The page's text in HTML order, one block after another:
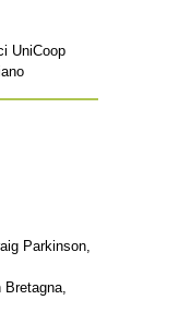
UniCoop
Parkinson,
Bretagna,